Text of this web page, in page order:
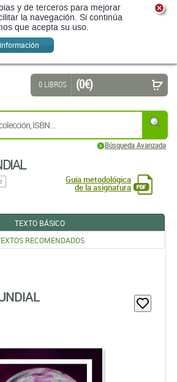
y de terceros para mejorar
la navegación. Si continúa
que acepta su uso.
Búsqueda Avanzada
0 LIBROS (0 €)
Guía metodológica
de la asignatura
TEXTO BÁSICO
RECOMENDADOS